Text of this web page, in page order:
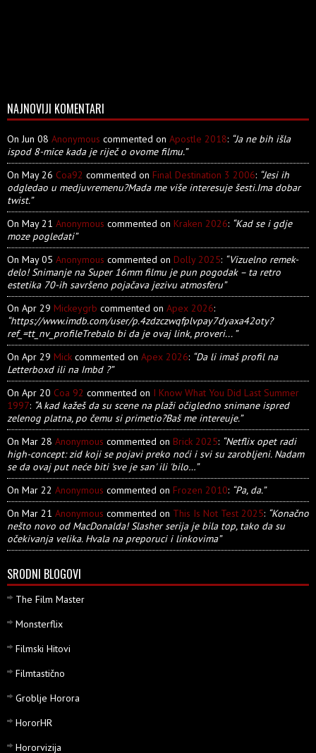
NAJNOVIJI KOMENTARI
On Jun 08 Anonymous commented on Apostle 2018: “Ja ne bih išla
ispod 8-mice kada je riječ o ovome filmu.”
On May 26 Coa92 commented on Final Destination 3 2006: “Jesi ih
odgledao u medjuvremenu?Mada me više interesuje šesti.Ima dobar
twist.”
On May 21 Anonymous commented on Kraken 2026: “Kad se i gdje
moze pogledati”
On May 05 Anonymous commented on Dolly 2025: “Vizuelno remek-
delo! Snimanje na Super 16mm filmu je pun pogodak – ta retro
estetika 70-ih savršeno pojačava jezivu atmosferu”
On Apr 29 Mickeygrb commented on Apex 2026:
“https://www.imdb.com/user/p.4zdzczwqfplvpay7dyaxa42oty?
ref_=tt_nv_profileTrebalo bi da je ovaj link, proveri... ”
On Apr 29 Mick commented on Apex 2026: “Da li imaš profil na
Letterboxd ili na Imbd ?”
On Apr 20 Coa 92 commented on I Know What You Did Last Summer
1997: “A kad kažeš da su scene na plaži očigledno snimane ispred
zelenog platna, po čemu si primetio?Baš me intereuje.”
On Mar 28 Anonymous commented on Brick 2025: “Netflix opet radi
high-concept: zid koji se pojavi preko noći i svi su zarobljeni. Nadam
se da ovaj put neće biti 'sve je san' ili 'bilo…”
On Mar 22 Anonymous commented on Frozen 2010: “Pa, da.”
On Mar 21 Anonymous commented on This Is Not Test 2025: “Konačno
nešto novo od MacDonalda! Slasher serija je bila top, tako da su
očekivanja velika. Hvala na preporuci i linkovima”
SRODNI BLOGOVI
The Film Master
Monsterflix
Filmski Hitovi
Filmtastično
Groblje Horora
HororHR
Hororvizija